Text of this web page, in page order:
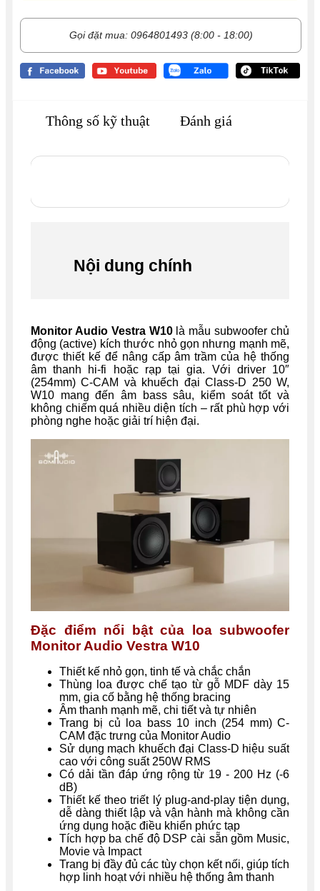
Gọi đặt mua: 0964801493 (8:00 - 18:00)
Thông số kỹ thuật Đánh giá
Nội dung chính
Monitor Audio Vestra W10là mẫu subwoofer chủ
động (active) kích thước nhỏ gọn nhưng mạnh mẽ,
được thiết kế để nâng cấp âm trầm của hệ thống
âm thanh hi-fi hoặc rạp tại gia. Với driver 10″
(254mm) C-CAM và khuếch đại Class-D 250 W,
W10 mang đến âm bass sâu, kiểm soát tốt và
không chiếm quá nhiều diện tích – rất phù hợp với
phòng nghe hoặc giải trí hiện đại.
Đặc điểm nổi bật của loa subwoofer
Monitor Audio Vestra W10
Thiết kế nhỏ gọn, tinh tế và chắc chắn
Thùng loa được chế tạo từ gỗ MDF dày 15
mm, gia cố bằng hệ thống bracing
Âm thanh mạnh mẽ, chi tiết và tự nhiên
Trang bị củ loa bass 10 inch (254 mm) C-
CAM đặc trưng của Monitor Audio
Sử dụng mạch khuếch đại Class-D hiệu suất
cao với công suất 250W RMS
Có dải tần đáp ứng rộng từ 19 - 200 Hz (-6
dB)
Thiết kế theo triết lý plug-and-play tiện dụng,
dễ dàng thiết lập và vận hành mà không cần
ứng dụng hoặc điều khiển phức tạp
Tích hợp ba chế độ DSP cài sẵn gồm Music,
Movie và Impact
Trang bị đầy đủ các tùy chọn kết nối, giúp tích
hợp linh hoạt với nhiều hệ thống âm thanh